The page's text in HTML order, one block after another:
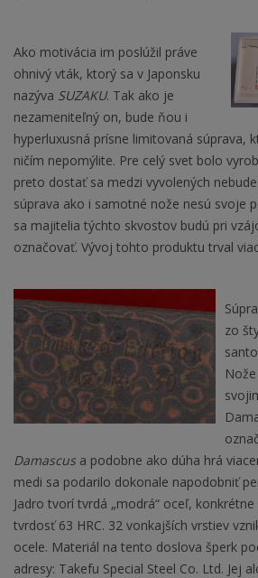
Ako motivácia im poslúžil práve
ohnivý vták, ktorý sa v Japonsku
nazýva SUZAKU. Tak ako je
nezameniteľný on, bude ňou i
hyperluxusná prísne limitovaná súprava,
ničím nepomýlite. Pre celý svet bolo
preto dostať sa medzi vyvolených
súprava ako i samotné nože nesú svoje
sa majitelia týchto skvostov budú pri
označovať. Vývoj tohto produktu trval
zo
Damascus a podobne ako dúha hrá
medi sa podarilo dokonale napodobniť
Jadro tvorí tvrdá „modrá“ oceľ,
tvrdosť 63 HRC. 32 vonkajších vrstiev
ocele. Materiál na tento doslova šperk
adresy: Takefu Special Steel Co. Ltd. Jej